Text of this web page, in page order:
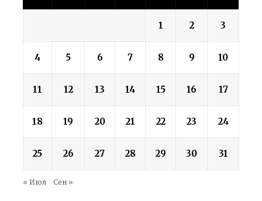
1 2 3
4 5 6 7 8 9 10
11 12 13 14 15 16 17
18 19 20 21 22 23 24
25 26 27 28 29 30 31
« Июл Сен »